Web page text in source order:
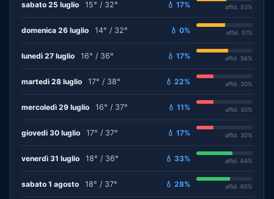
sabato 25 luglio 15° / 32° 💧 17% affid. 53%
domenica 26 luglio 14° / 32° 💧 0% affid. 51%
lunedì 27 luglio 16° / 36° 💧 17% affid. 56%
martedì 28 luglio 17° / 38° 💧 22% affid. 30%
mercoledì 29 luglio 16° / 37° 💧 11% affid. 30%
giovedì 30 luglio 17° / 37° 💧 17% affid. 30%
venerdì 31 luglio 18° / 36° 💧 33% affid. 64%
sabato 1 agosto 18° / 37° 💧 28% affid. 60%